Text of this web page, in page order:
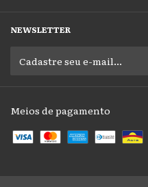
NEWSLETTER
Meios de pagamento